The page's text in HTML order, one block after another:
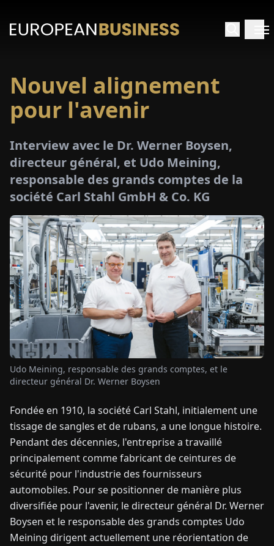
CONTACTEZ-
NOUS
Nouvel alignement
pour l'avenir
Interview avec le Dr. Werner Boysen,
directeur général, et Udo Meining,
responsable des grands comptes de la
société Carl Stahl GmbH & Co. KG
Udo Meining, responsable des grands comptes, et le
directeur général Dr. Werner Boysen
Fondée en 1910, la société Carl Stahl, initialement une
tissage de sangles et de rubans, a une longue histoire.
Pendant des décennies, l'entreprise a travaillé
principalement comme fabricant de ceintures de
sécurité pour l'industrie des fournisseurs
automobiles. Pour se positionner de manière plus
diversifiée pour l'avenir, le directeur général Dr. Werner
Boysen et le responsable des grands comptes Udo
Meining dirigent actuellement une réorientation de